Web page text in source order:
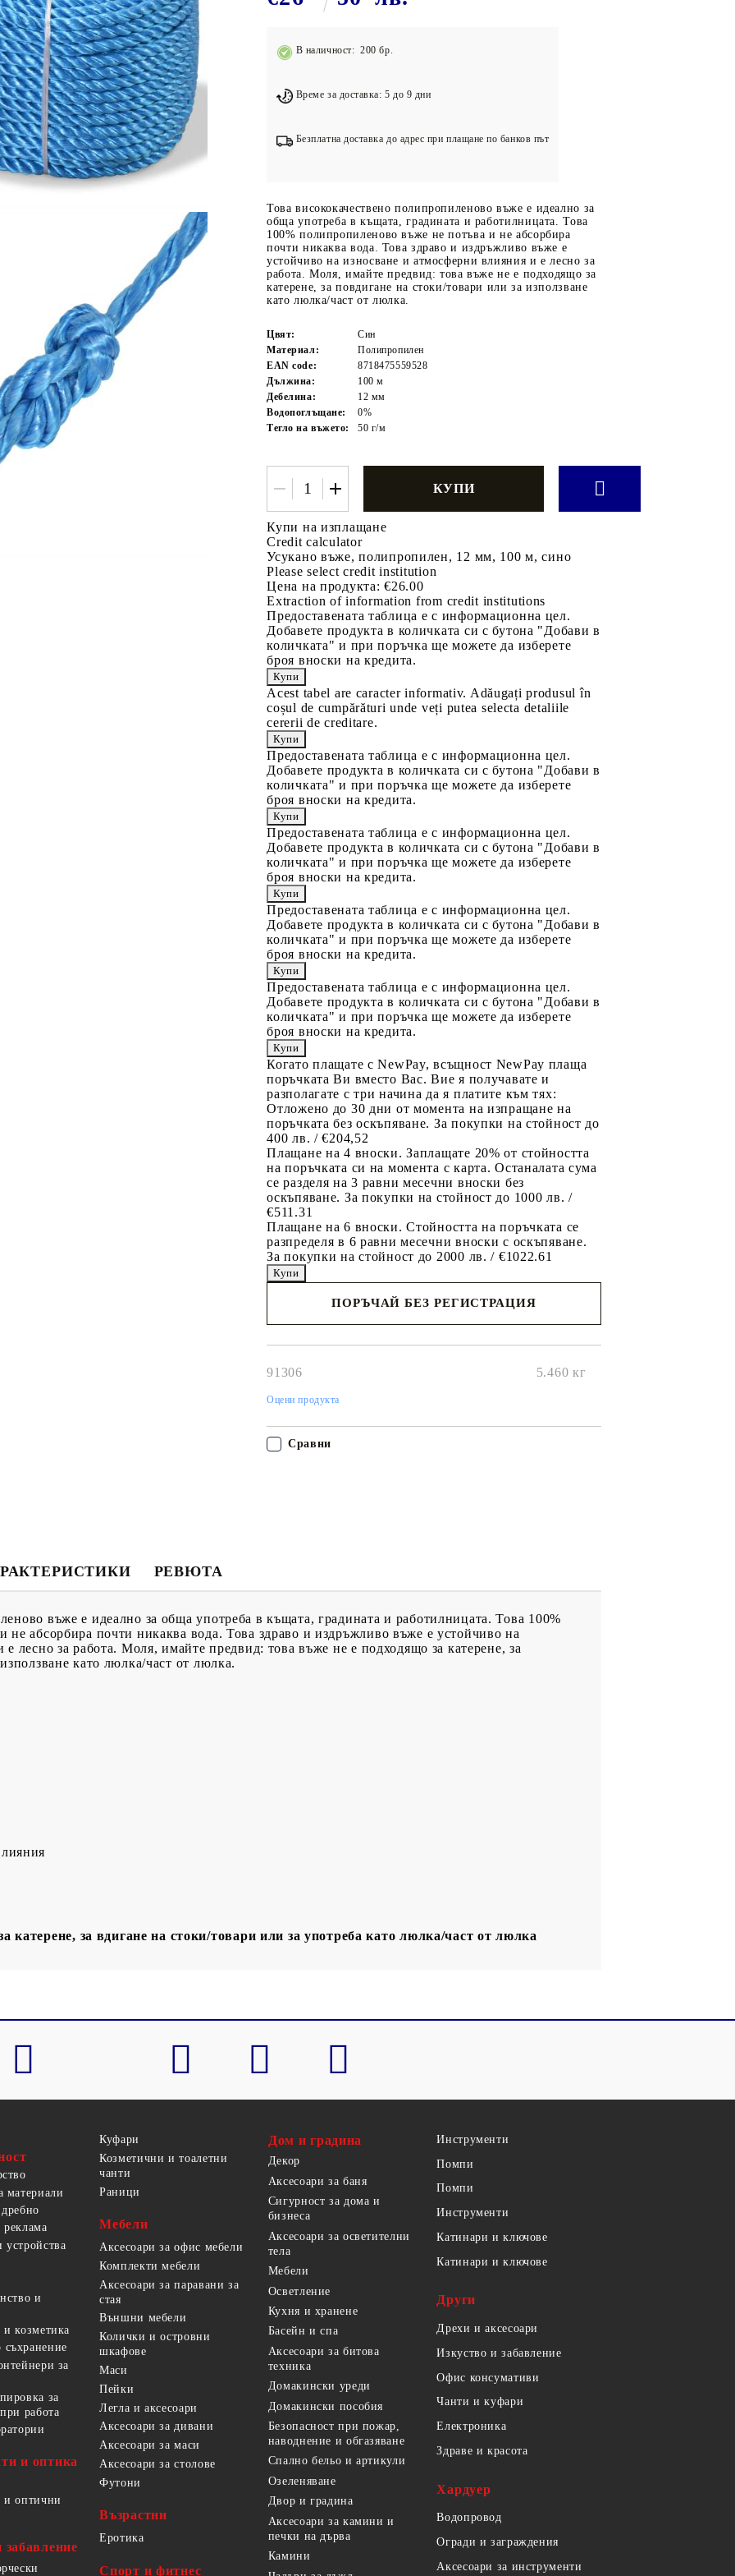
Подложки за фитнес уреди
Лостове за набиране
Силови кули
Йога и пилатес
В наличност: 200 бр.
Време за доставка: 5 до 9 дни
Безплатна доставка до адрес при плащане по банков път
Това висококачествено полипропиленово въже е идеално за
обща употреба в къщата, градината и работилницата. Това
100% полипропиленово въже не потъва и не абсорбира
почти никаква вода. Това здраво и издръжливо въже е
устойчиво на износване и атмосферни влияния и е лесно за
работа. Моля, имайте предвид: това въже не е подходящо за
катерене, за повдигане на стоки/товари или за използване
като люлка/част от люлка.
Цвят:
Син
Материал:
Полипропилен
EAN code:
8718475559528
Дължина:
100 м
Дебелина:
12 мм
Водопоглъщане:
0%
Тегло на въжето:
50 г/м
Купи на изплащане
Credit calculator
Усукано въже, полипропилен, 12 мм, 100 м, сино
Please select credit institution
Цена на продукта: €26.00
Extraction of information from credit institutions
Предоставената таблица е с информационна цел.
Добавете продукта в количката си с бутона "Добави в
количката" и при поръчка ще можете да изберете
броя вноски на кредита.
Acest tabel are caracter informativ. Adăugați produsul în
coșul de cumpărături unde veți putea selecta detaliile
cererii de creditare.
Предоставената таблица е с информационна цел.
Добавете продукта в количката си с бутона "Добави в
количката" и при поръчка ще можете да изберете
броя вноски на кредита.
Предоставената таблица е с информационна цел.
Добавете продукта в количката си с бутона "Добави в
количката" и при поръчка ще можете да изберете
броя вноски на кредита.
Предоставената таблица е с информационна цел.
Добавете продукта в количката си с бутона "Добави в
количката" и при поръчка ще можете да изберете
броя вноски на кредита.
Предоставената таблица е с информационна цел.
Добавете продукта в количката си с бутона "Добави в
количката" и при поръчка ще можете да изберете
броя вноски на кредита.
Когато плащате с NewPay, всъщност NewPay плаща
поръчката Ви вместо Вас. Вие я получавате и
разполагате с три начина да я платите към тях:
Отложено до 30 дни от момента на изпращане на
поръчката без оскъпяване. За покупки на стойност до
400 лв. / €204,52
Плащане на 4 вноски. Заплащате 20% от стойността
на поръчката си на момента с карта. Останалата сума
се разделя на 3 равни месечни вноски без
оскъпяване. За покупки на стойност до 1000 лв. /
€511.31
Плащане на 6 вноски. Стойността на поръчката се
разпределя в 6 равни месечни вноски с оскъпяване.
За покупки на стойност до 2000 лв. / €1022.61
ПОРЪЧАЙ БЕЗ РЕГИСТРАЦИЯ
91306 5.460 кг
Оцени продукта
Сравни
РЕВЮТА
въже е идеално за обща употреба в къщата, градината и работилницата. Това 100%
абсорбира почти никаква вода. Това здраво и издръжливо въже е устойчиво на
лесно за работа. Моля, имайте предвид: това въже не е подходящо за катерене, за
като люлка/част от люлка.
катерене, за вдигане на стоки/товари или за употреба като люлка/част от люлка
материали
и
козметика
за
за
работа
и оптика
и оптични
забавление
Куфари
Козметични и тоалетни
чанти
Раници
Мебели
Аксесоари за офис мебели
Комплекти мебели
Аксесоари за паравани за
стая
Външни мебели
Колички и островни
шкафове
Маси
Пейки
Легла и аксесоари
Аксесоари за дивани
Аксесоари за маси
Аксесоари за столове
Футони
Възрастни
Еротика
Спорт и фитнес
Дом и градина
Декор
Аксесоари за баня
Сигурност за дома и
бизнеса
Аксесоари за осветителни
тела
Мебели
Осветление
Кухня и хранене
Басейн и спа
Аксесоари за битова
техника
Домакински уреди
Домакински пособия
Безопасност при пожар,
наводнение и обгазяване
Спално бельо и артикули
Озеленяване
Двор и градина
Аксесоари за камини и
печки на дърва
Камини
Инструменти
Помпи
Помпи
Инструменти
Катинари и ключове
Катинари и ключове
Други
Дрехи и аксесоари
Изкуство и забавление
Офис консумативи
Чанти и куфари
Електроника
Здраве и красота
Хардуер
Водопровод
Огради и заграждения
Аксесоари за инструменти